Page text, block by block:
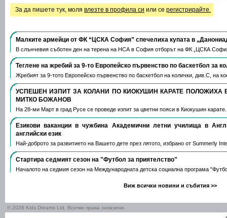
За да пишете тук, моля влезте в профила си или се регистрирайте.
Малките армейци от ФК “ЦСКА София” спечелиха купата в
В слънчевия съботен ден на терена на НСА в София отборът на ФК „ЦСКА
Теглене на жребий за 9-то Европейско първенство по баскетбол за
Жребият за 9-тото Европейско първенство по баскетбол на колички, див.С, на
УСПЕШЕН ИЗПИТ ЗА КОЛАНИ ПО КИОКУШИН КАРАТЕ ПОЛОЖИХА
МИТКО БОЖАНОВ
На 28-ми Март в град Русе се проведе изпит за цветни пояси в Киокушин
Езикови ваканции​ в чужбина Академични летни училища в
английски език
Най-доброто за развитието на Вашето дете през лятото, избрано от Summerly
Стартира седмият сезон на "Футбол за приятелство"
Началото на седмия сезон на Международната детска социална програма
Виж всички новини и събития >>
© 2026 Kids Dreams Ltd. Всички права запазени.